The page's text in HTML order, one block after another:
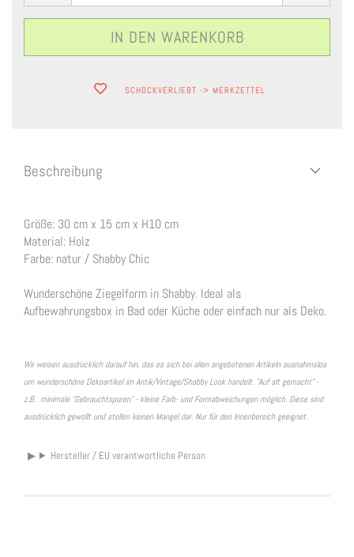
SCHOCKVERLIEBT -> MERKZETTEL
Beschreibung
Größe: 30 cm x 15 cm x H10 cm
Material: Holz
Farbe: natur / Shabby Chic
Wunderschöne Ziegelform in Shabby. Ideal als
Aufbewahrungsbox in Bad oder Küche oder einfach nur als Deko.
Wir weisen ausdrücklich darauf hin, das es sich bei allen angebotenen Artikeln ausnahmslos
um wunderschöne Dekoartikel im Antik/Vintage/Shabby Look handelt. "Auf alt gemacht" -
z.B. minimale "Gebrauchtspuren" - kleine Farb- und Formabweichungen möglich. Diese sind
ausdrücklich gewollt und stellen keinen Mangel dar. Nur für den Innenbereich geeignet.
Hersteller / EU verantwortliche Person